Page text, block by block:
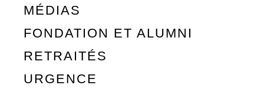
MÉDIAS
FONDATION ET ALUMNI
RETRAITÉS
URGENCE